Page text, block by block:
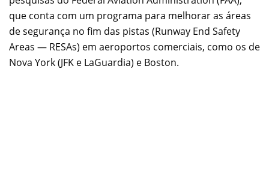
que conta com um programa para melhorar as áreas
de segurança no fim das pistas (Runway End Safety
Areas — RESAs) em aeroportos comerciais, como os de
Nova York (JFK e LaGuardia) e Boston.